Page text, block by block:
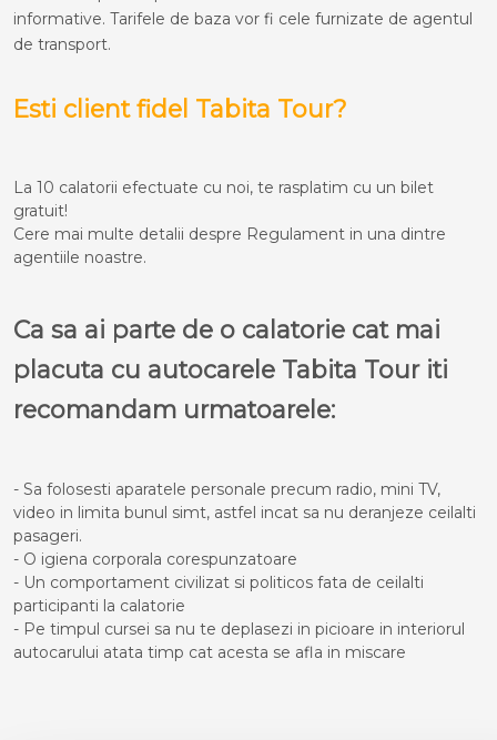
informative. Tarifele de baza vor fi cele furnizate de agentul
de transport.
Esti client fidel Tabita Tour?
La 10 calatorii efectuate cu noi, te rasplatim cu un bilet
gratuit!
Cere mai multe detalii despre Regulament in una dintre
agentiile noastre.
Ca sa ai parte de o calatorie cat mai
placuta cu autocarele Tabita Tour iti
recomandam urmatoarele:
- Sa folosesti aparatele personale precum radio, mini TV,
video in limita bunul simt, astfel incat sa nu deranjeze ceilalti
pasageri.
- O igiena corporala corespunzatoare
- Un comportament civilizat si politicos fata de ceilalti
participanti la calatorie
- Pe timpul cursei sa nu te deplasezi in picioare in interiorul
autocarului atata timp cat acesta se afla in miscare